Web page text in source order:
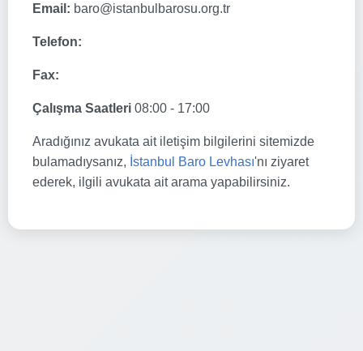
Email: baro@istanbulbarosu.org.tr
Telefon:
Fax:
Çalışma Saatleri 08:00 - 17:00
Aradığınız avukata ait iletişim bilgilerini sitemizde
bulamadıysanız, İstanbul Baro Levhası'nı ziyaret
ederek, ilgili avukata ait arama yapabilirsiniz.